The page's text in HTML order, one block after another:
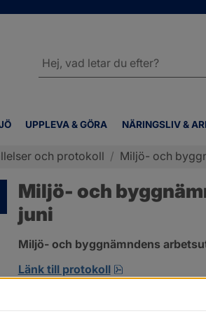
UPPLEVA & GÖRA NÄRINGSLIV &
webbplatsen
och protokoll / Miljö- och
Miljö- och
juni
Miljö- och byggnämndens
Länk till protokoll
pdf, 692.2 kB,